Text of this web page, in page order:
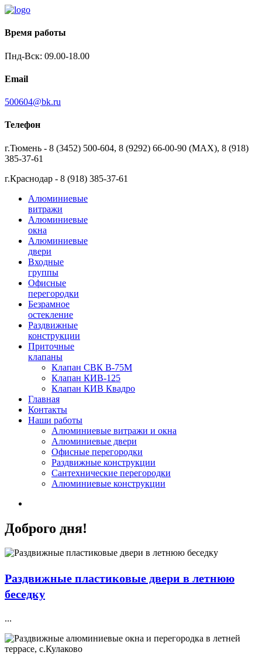
Время работы
Пнд-Вск: 09.00-18.00
Email
500604@bk.ru
Телефон
г.Тюмень - 8 (3452) 500-604, 8 (9292) 66-00-90 (MAX), 8 (918)
385-37-61
г.Краснодар - 8 (918) 385-37-61
Алюминиевые
витражи
Алюминиевые
окна
Алюминиевые
двери
Входные
группы
Офисные
перегородки
Безрамное
остекление
Раздвижные
конструкции
Приточные
клапаны
Клапан СВК В-75М
Клапан КИВ-125
Клапан КИВ Квадро
Главная
Контакты
Наши работы
Алюминиевые витражи и окна
Алюминиевые двери
Офисные перегородки
Раздвижные конструкции
Сантехнические перегородки
Алюминиевые конструкции
Доброго дня!
Раздвижные пластиковые двери в летнюю
беседку
...